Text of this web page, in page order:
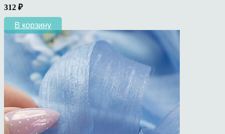
312 ₽
В корзину